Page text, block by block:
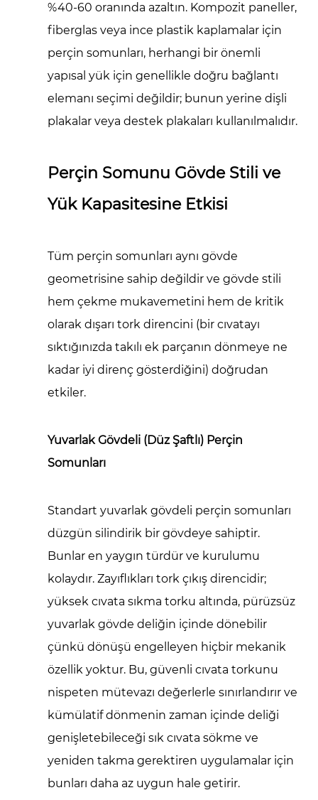
%40-60 oranında azaltın. Kompozit paneller,
fiberglas veya ince plastik kaplamalar için
perçin somunları, herhangi bir önemli
yapısal yük için genellikle doğru bağlantı
elemanı seçimi değildir; bunun yerine dişli
plakalar veya destek plakaları kullanılmalıdır.
Perçin Somunu Gövde Stili ve
Yük Kapasitesine Etkisi
Tüm perçin somunları aynı gövde
geometrisine sahip değildir ve gövde stili
hem çekme mukavemetini hem de kritik
olarak dışarı tork direncini (bir cıvatayı
sıktığınızda takılı ek parçanın dönmeye ne
kadar iyi direnç gösterdiğini) doğrudan
etkiler.
Yuvarlak Gövdeli (Düz Şaftlı) Perçin
Somunları
Standart yuvarlak gövdeli perçin somunları
düzgün silindirik bir gövdeye sahiptir.
Bunlar en yaygın türdür ve kurulumu
kolaydır. Zayıflıkları tork çıkış direncidir;
yüksek cıvata sıkma torku altında, pürüzsüz
yuvarlak gövde deliğin içinde dönebilir
çünkü dönüşü engelleyen hiçbir mekanik
özellik yoktur. Bu, güvenli cıvata torkunu
nispeten mütevazı değerlerle sınırlandırır ve
kümülatif dönmenin zaman içinde deliği
genişletebileceği sık cıvata sökme ve
yeniden takma gerektiren uygulamalar için
bunları daha az uygun hale getirir.